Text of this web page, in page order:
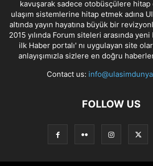
kavuşarak sadece otobüsçülere
ulaşım sistemlerine hitap etmek adına
altında yayın hayatına büyük bir
2015 yılında Forum siteleri arasında
ilk Haber portalı' nı uygulayan site
anlayışımızla sizlere en doğru
Contact us:
FOLLOW US